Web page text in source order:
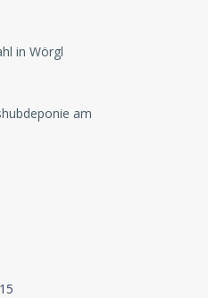
in Wörgl
am